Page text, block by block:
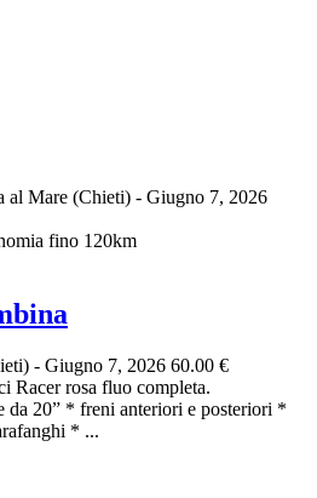
al Mare (Chieti) - Giugno 7, 2026
fino 120km
- Giugno 7, 2026 60.00 €
Racer rosa fluo completa.
da 20” * freni anteriori e posteriori *
* ...